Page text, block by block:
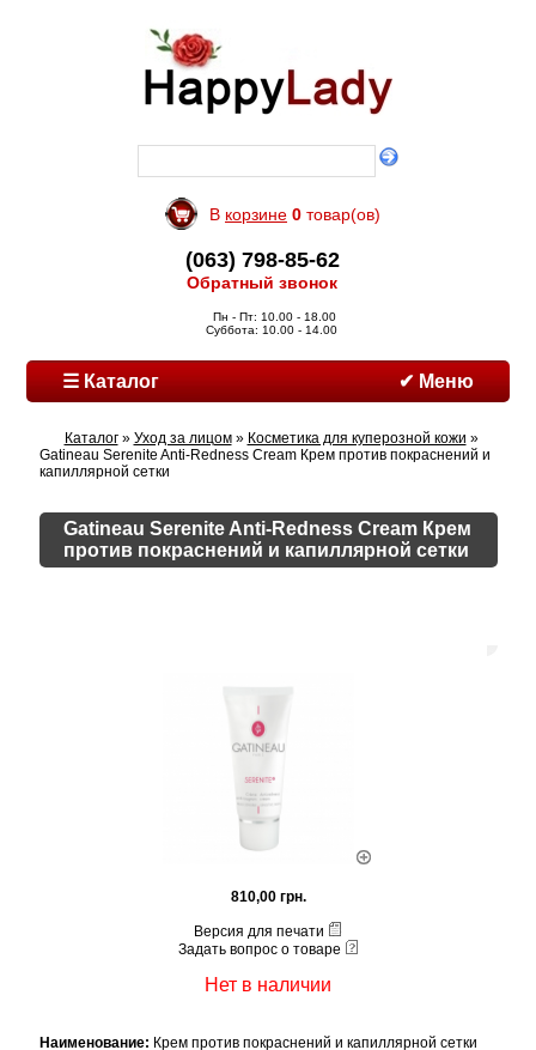
В корзине 0 товар(ов)
(063) 798-85-62
Обратный звонок
Пн - Пт: 10.00 - 18.00
Суббота: 10.00 - 14.00
☰ Каталог ✔ Меню
Каталог» Уход за лицом» Косметика для куперозной кожи »
Gatineau Serenite Anti-Redness Cream Крем против покраснений и
капиллярной сетки
Gatineau Serenite Anti-Redness Cream Крем
против покраснений и капиллярной сетки
810,00 грн.
Версия для печати
Задать вопрос о товаре
Нет в наличии
Наименование: Крем против покраснений и капиллярной сетки